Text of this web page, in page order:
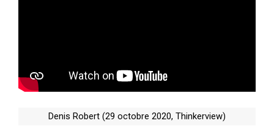
Denis Robert (29 octobre 2020, Thinkerview)